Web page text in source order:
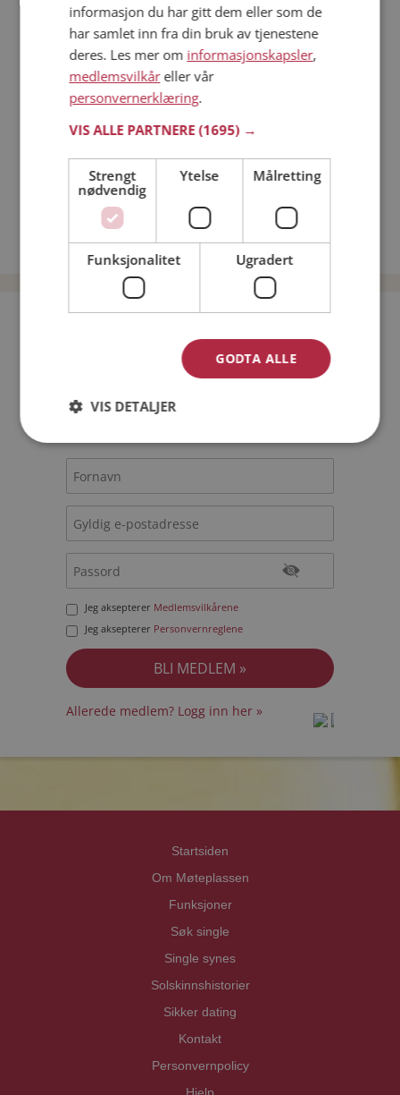
Trinn 2 - Slik fungerer våre søkefunksjoner
Trinn 3 - Tips til hvordan du tar kontakt
Sikker dating
Dating på mobilen
Dating på Møteplassen
Kvinner fra Midtre Gauldal
Date kvinner i Norge
Date menn i Norge
Mann Kvinne
Jeg aksepterer Medlemsvilkårene
Jeg aksepterer Personvernreglene
Allerede medlem? Logg inn her »
Startsiden
Om Møteplassen
Funksjoner
Søk single
Single synes
Solskinnshistorier
Sikker dating
Kontakt
Personvernpolicy
informasjon du har gitt dem eller som de
har samlet inn fra din bruk av tjenestene
deres. Les mer om informasjonskapsler,
medlemsvilkåreller vår
personvernerklæring.
VIS ALLE PARTNERE(1695) →
Strengt
nødvendig
Ytelse Målretting
Funksjonalitet Ugradert
GODTA ALLE
VIS DETALJER